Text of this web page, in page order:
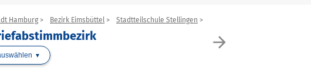
arrow_forward
Hamburg Bezirk Eimsbüttel Stadtteilschule Stellingen